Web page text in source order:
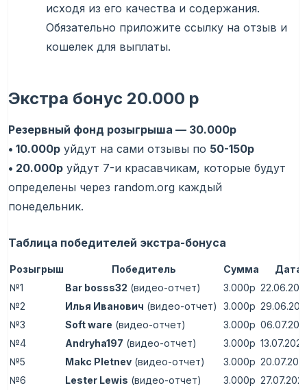
исходя из его качества и содержания.
Обязательно приложите ссылку на отзыв и
кошелек для выплаты.
Экстра бонус 20.000 р
Резервный фонд розыгрыша — 30.000р
• 10.000р уйдут на сами отзывы по 50-150р
• 20.000р уйдут 7-и красавчикам, которые будут
определены через random.org каждый
понедельник.
Таблица победителей экстра-бонуса
Розыгрыш Победитель Сумма
Дата
№1
Bar bosss32 (видео-отчет) 3.000р
№2
Илья Иванович (видео-отчет) 3.000р
№3
Soft ware (видео-отчет) 3.000р
№4
Andryha197 (видео-отчет) 3.000р
№5
Makc Pletnev (видео-отчет) 3.000р
№6
Lester Lewis (видео-отчет) 3.000р